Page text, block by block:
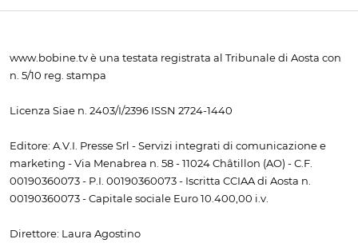
www.bobine.tv è una testata registrata al Tribunale di Aosta con
n. 5/10 reg. stampa
Licenza Siae n. 2403/I/2396 ISSN 2724-1440
Editore: A.V.I. Presse Srl - Servizi integrati di comunicazione e
marketing - Via Menabrea n. 58 - 11024 Châtillon (AO) - C.F.
00190360073 - P.I. 00190360073 - Iscritta CCIAA di Aosta n.
00190360073 - Capitale sociale Euro 10.400,00 i.v.
Direttore: Laura Agostino